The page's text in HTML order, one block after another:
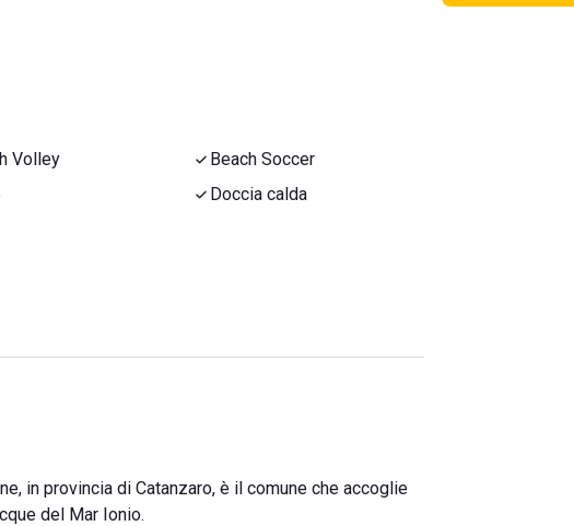
Volley
Beach Soccer
Doccia calda
in provincia di Catanzaro, è il comune che accoglie
del Mar Ionio.